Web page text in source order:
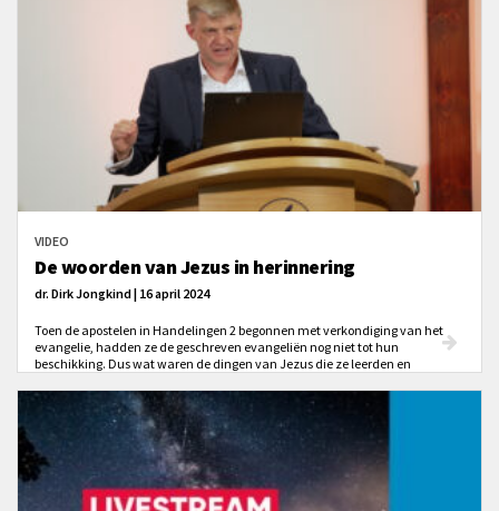
VIDEO
De woorden van Jezus in herinnering
dr. Dirk Jongkind | 16 april 2024
Toen de apostelen in Handelingen 2 begonnen met verkondiging van het
evangelie, hadden ze de geschreven evangeliën nog niet tot hun
beschikking. Dus wat waren de dingen van Jezus die ze leerden en